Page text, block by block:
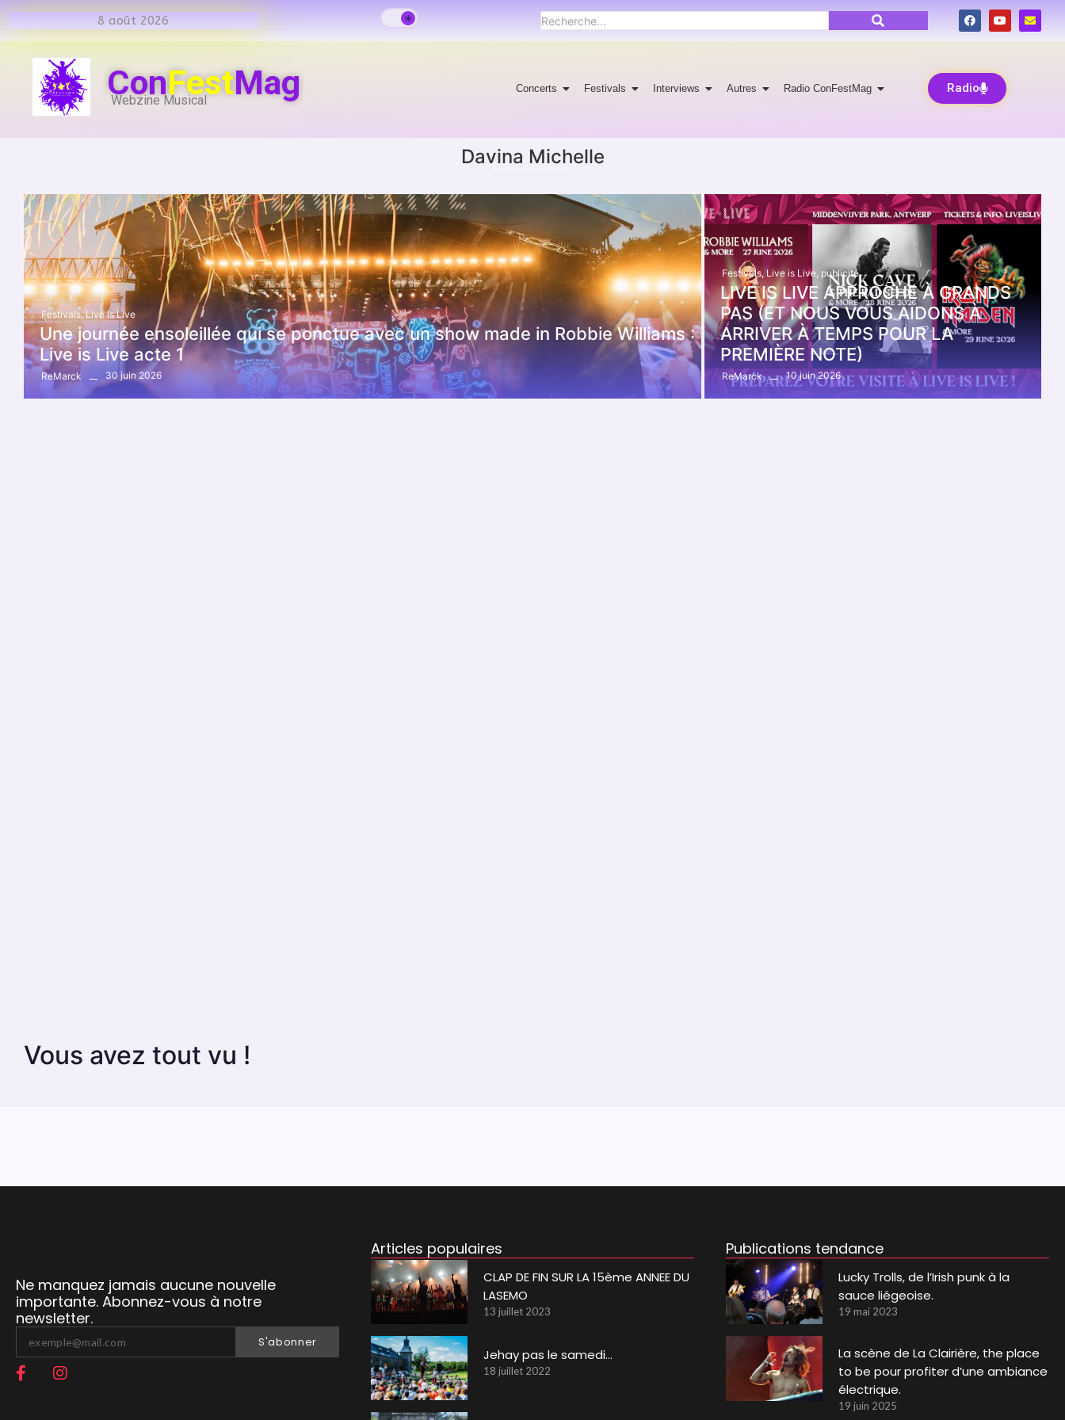
8 août 2026
ConFestMag
Webzine Musical
Concerts Festivals Interviews Autres Radio ConFestMag Radio
Davina Michelle
Festivals, Live is Live
Une journée ensoleillée qui se ponctue avec un show made in Robbie Williams :
Live is Live acte 1
ReMarck 30 juin 2026
Festivals, Live is Live, publicité
LIVE IS LIVE APPROCHE À GRANDS
PAS (ET NOUS VOUS AIDONS À
ARRIVER À TEMPS POUR LA
PREMIÈRE NOTE)
ReMarck 10 juin 2026
Vous avez tout vu !
Ne manquez jamais aucune nouvelle
importante. Abonnez-vous à notre
newsletter.
S'abonner
Articles populaires
CLAP DE FIN SUR LA 15ème ANNEE DU
LASEMO
13 juillet 2023
Jehay pas le samedi…
18 juillet 2022
Publications tendance
Lucky Trolls, de l’Irish punk à la
sauce liégeoise.
19 mai 2023
La scène de La Clairière, the place
to be pour profiter d’une ambiance
électrique.
19 juin 2025